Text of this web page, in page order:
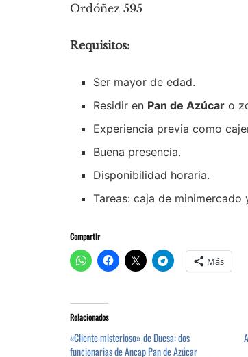
Ordóñez 595
Requisitos:
Ser mayor de edad.
Residir en Pan de Azúcar o
Experiencia previa como
Buena presencia.
Disponibilidad horaria.
Tareas: caja de
Compartir
Más
Relacionados
«Cliente misterioso» de Ducsa: dos
funcionarias de Ancap Pan de Azúcar